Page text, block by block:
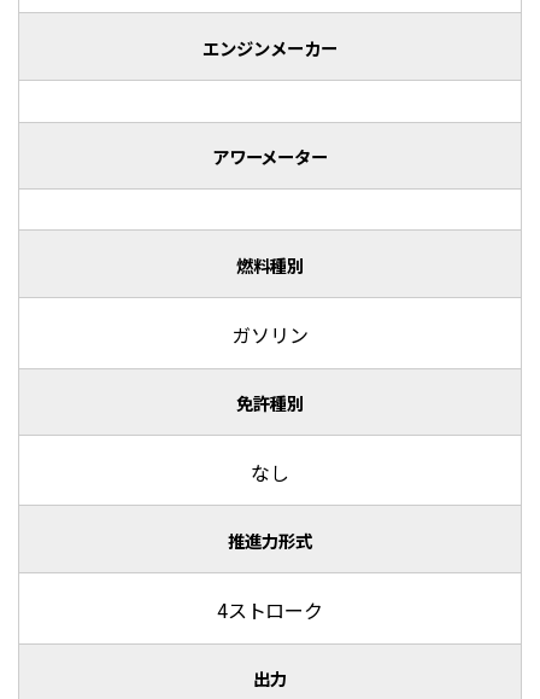
エンジンメーカー
アワーメーター
燃料種別
ガソリン
免許種別
なし
推進力形式
4ストローク
出力